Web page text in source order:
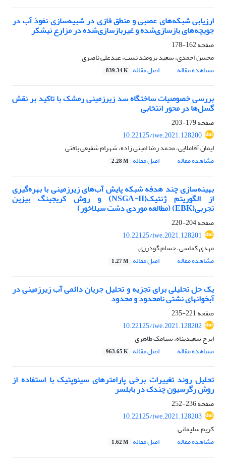
ارزیابی شبکه‌های عصبی و منطق فازی در شبیه‌سازی نفوذ آب در
جویچه‌های بازساز‌ی‌شده و غیربازسازی‌شده در مزارع نیشکر
صفحه162-178
محسن احمدی، سعید برومند نسب، عبدعلی ناصری
مشاهده مقاله
اصل مقاله 839.34 K
بررسی خصوصیات ساختگاه سد زیرزمینی رمشک با تاکید بر نقش
گسل‌ها در محور انتخابی
صفحه179-203
10.22125/iwe.2021.128200
ایمان آقاملایی، محمد رضا امینی زاده، شهرام شفیعی بافتی
مشاهده مقاله
اصل مقاله 2.28 M
بهینه‌سازی چند هدفه شبکه پایش آب‌های زیرزمینی با بهره‌گیری
از الگوریتم ژنتیک(NSGA-II) و روش‌ کریجینگ بیزین
تجربی(EBK) (مطالعه موردی دشت سیلاخور)
صفحه204-220
10.22125/iwe.2021.128201
مهدی کماسی، حسام گودرزی
مشاهده مقاله
اصل مقاله 1.27 M
یک حل تحلیلی برای تجزیه و تحلیل جریان دائمی آب زیرزمینی در
آبخوانهای نشتی نامحدود و محدود
صفحه221-235
10.22125/iwe.2021.128202
ایرج سعیدپناه، سیامک طاهری
مشاهده مقاله
اصل مقاله 963.65 K
تحلیل روند تغییرات برخی پارامترهای سینوپتیک با استفاده از
روش رگرسیون چندک در بابلسر
صفحه236-252
10.22125/iwe.2021.128203
کریم سلیمانی
مشاهده مقاله
اصل مقاله 1.62 M